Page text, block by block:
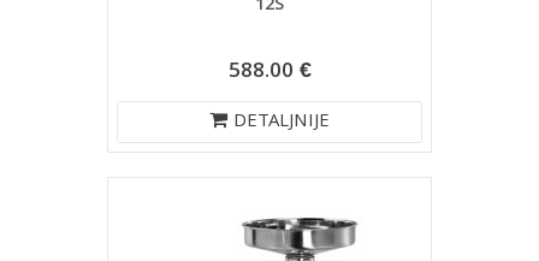
12S
588.00 €
DETALJNIJE